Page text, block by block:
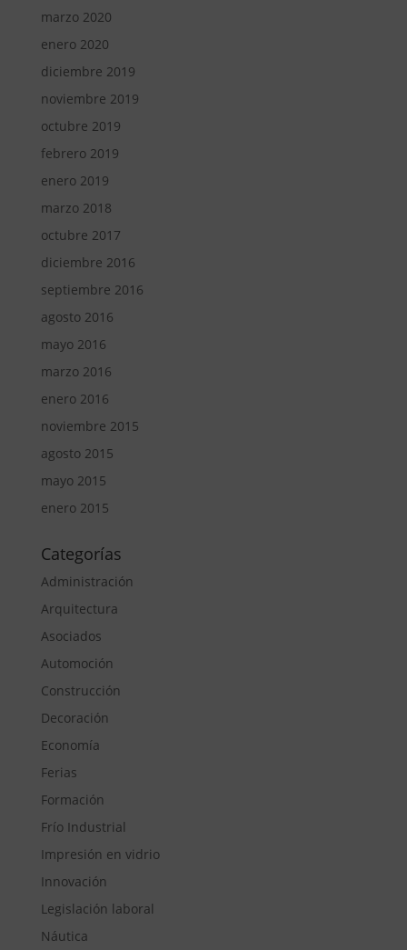
marzo 2020
enero 2020
diciembre 2019
noviembre 2019
octubre 2019
febrero 2019
enero 2019
marzo 2018
octubre 2017
diciembre 2016
septiembre 2016
agosto 2016
mayo 2016
marzo 2016
enero 2016
noviembre 2015
agosto 2015
mayo 2015
enero 2015
Categorías
Administración
Arquitectura
Asociados
Automoción
Construcción
Decoración
Economía
Ferias
Formación
Frío Industrial
Impresión en vidrio
Innovación
Legislación laboral
Náutica